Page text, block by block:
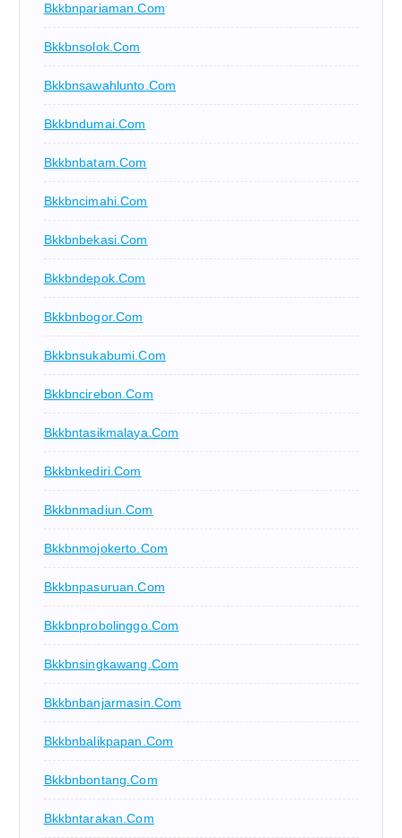
Bkkbnpariaman.com
Bkkbnsolok.com
Bkkbnsawahlunto.com
Bkkbndumai.com
Bkkbnbatam.com
Bkkbncimahi.com
Bkkbnbekasi.com
Bkkbndepok.com
Bkkbnbogor.com
Bkkbnsukabumi.com
Bkkbncirebon.com
Bkkbntasikmalaya.com
Bkkbnkediri.com
Bkkbnmadiun.com
Bkkbnmojokerto.com
Bkkbnpasuruan.com
Bkkbnprobolinggo.com
Bkkbnsingkawang.com
Bkkbnbanjarmasin.com
Bkkbnbalikpapan.com
Bkkbnbontang.com
Bkkbntarakan.com